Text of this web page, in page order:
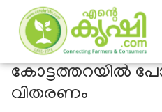
കോട്ടത്തറയിൽ
വിതരണം